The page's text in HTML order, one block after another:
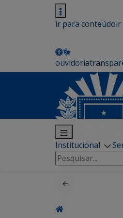
ir para conteúdoir
ouvidoria
Institucional
Pesquisar
por: